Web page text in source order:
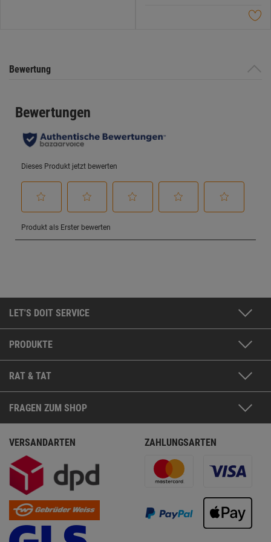
Bewertung
LET'S DOIT SERVICE
PRODUKTE
RAT & TAT
FRAGEN ZUM SHOP
VERSANDARTEN ZAHLUNGSARTEN